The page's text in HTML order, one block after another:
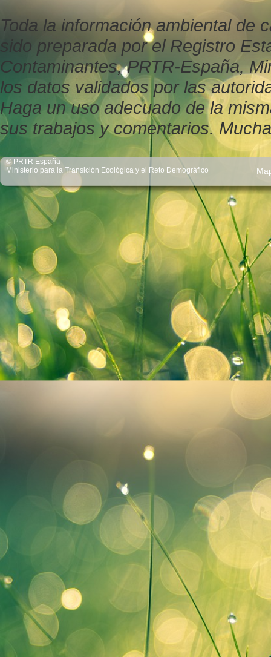
Toda la información ambiental de
sido preparada por el Registro
Contaminantes, PRTR-España,
los datos validados por las
Haga un uso adecuado de la
sus trabajos y comentarios.
© PRTR España
Ministerio para la Transición Ecológica y el Reto Demográfico